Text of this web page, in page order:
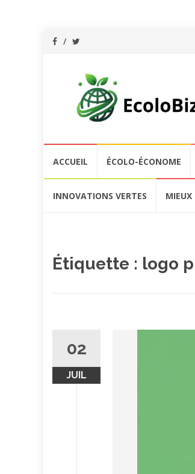
contenu
ACCUEIL ÉCOLO-ÉCONOME
INNOVATIONS VERTES MIEUX
Étiquette : logo
02
JUIL